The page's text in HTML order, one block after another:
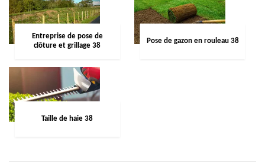
Entreprise de pose de
clôture et grillage 38
Pose de gazon en rouleau 38
Taille de haie 38